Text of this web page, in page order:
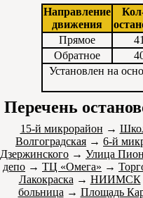
Направление
движения
Прямое
Обратное
Установлен на
Перечень
15-й микрорайон →
Волгоградская → 6-й
Дзержинского → Улица
депо → ТЦ «Омега» →
Лакокраска → НИИМСК
больница → Площадь